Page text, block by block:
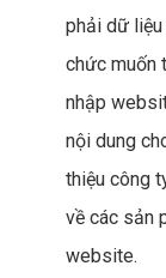
phải dữ liệu
chức muốn
nhập
nội dung
thiệu công
về các sản
website.